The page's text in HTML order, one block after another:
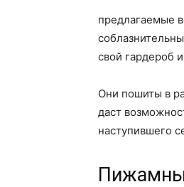
предлагаемые
свой гардероб
Они пошиты в
даст
наступившего